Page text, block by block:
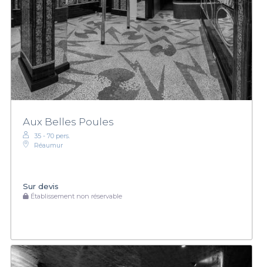
Aux Belles Poules
35 - 70 pers.
Réaumur
Sur devis
Établissement non réservable